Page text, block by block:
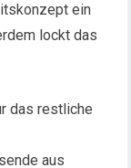
ein
lockt das
das restliche
aus